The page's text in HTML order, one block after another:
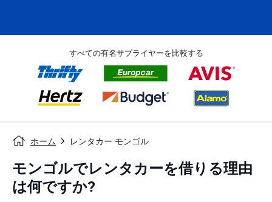
すべての有名サプライヤーを比較する
ホーム レンタカー モンゴル
モンゴルでレンタカーを借りる理由
は何ですか?